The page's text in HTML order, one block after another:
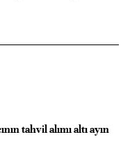
tahvil alımı altı ayın